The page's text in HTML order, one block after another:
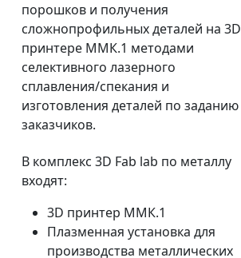
порошков и получения
сложнопрофильных деталей на 3D
принтере ММК.1 методами
селективного лазерного
сплавления/спекания и
изготовления деталей по заданию
заказчиков.
В комплекс 3D Fab lab по металлу
входят:
3D принтер ММК.1
Плазменная установка для
производства металлических